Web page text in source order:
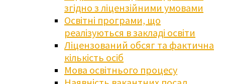
згідно з ліцензійними умовами
Освітні програми, що
реалізуються в закладі освіти
Ліцензований обсяг та фактична
кількість осіб
Мова освітнього процесу